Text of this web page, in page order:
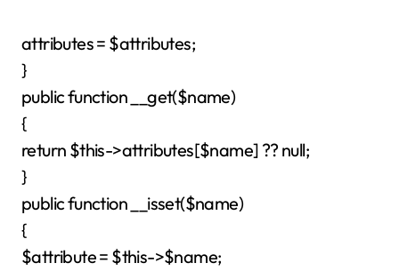
attributes = $attributes;
}
public function __get($name)
{
return $this->attributes[$name] ?? null;
}
public function __isset($name)
{
$attribute = $this->$name;